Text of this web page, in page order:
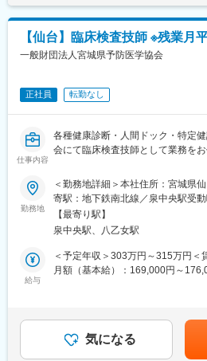
の方が対象です。
お客様の主治医の医療方針やケア
的処置や管理などの看護サービスを
変更の範囲：会社の定める業務
【仙台】臨床検査技師 ※残業月
一般財団法人宮城県予防医学協会
正社員 転勤なし
仕事内容
各種健康診断・人間ドック・特定
会にて臨床検査技師として業務をお
■仕事内容：
・健康診断業務（巡回検診）
・心電図・心音図検査、尿検査、眼
■業務の特徴：
・検診バスにて宮城県内（一部県
ま
す
・出張先により早出・残業あり（6
す）
勤務地
＜勤務地詳細＞本社住所：宮城県
寄駅：地下鉄南北線／泉中央駅受
更の範囲：会社の定める事業所
【最寄り駅】
泉中央駅、八乙女駅
給与
＜予定年収＞303万円～315万円＜
月額（基本給）：169,000円～
金額は選考を通じて上下する可能
手当を含みます。
気になる